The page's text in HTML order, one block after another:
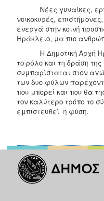
Νέες γυναίκες,
νοικοκυρές,
ενεργά στην κοινή
Ηράκλειο, μα πιο
Η Δημοτική Αρχή
το ρόλο και τη δράση
συμπαρίσταται στον
των δυο φύλων
που μπορεί και που θα
τον καλύτερο τρόπο το
εμπιστευθεί η φύση.